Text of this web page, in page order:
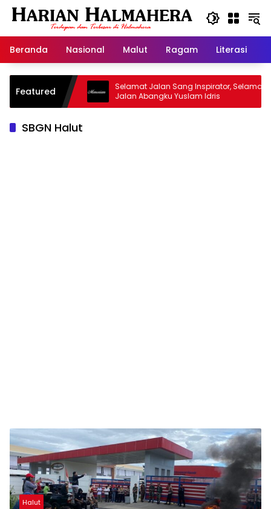
Langsung
Beranda
Nasional Malut Ragam Literasi
Featured
Warisan
Selamat Jalan Sang Inspirator, Selamat
Jalan Abangku Yuslam Idris
SBGN Halut
Halut